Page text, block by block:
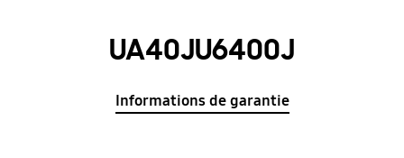
UA40JU6400J
Informations de garantie